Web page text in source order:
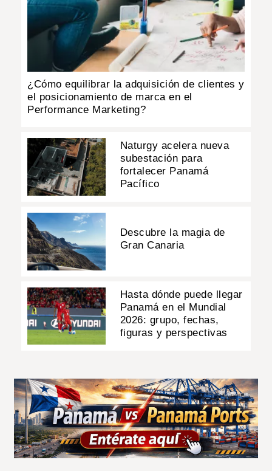
¿Cómo equilibrar la adquisición de clientes y
el posicionamiento de marca en el
Performance Marketing?
Naturgy acelera nueva
subestación para
fortalecer Panamá
Pacífico
Descubre la magia de
Gran Canaria
Hasta dónde puede llegar
Panamá en el Mundial
2026: grupo, fechas,
figuras y perspectivas